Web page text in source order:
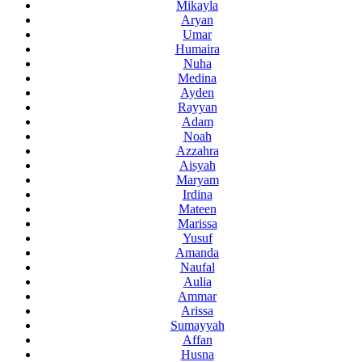
Mikayla
Aryan
Umar
Humaira
Nuha
Medina
Ayden
Rayyan
Adam
Noah
Azzahra
Aisyah
Maryam
Irdina
Mateen
Marissa
Yusuf
Amanda
Naufal
Aulia
Ammar
Arissa
Sumayyah
Affan
Husna